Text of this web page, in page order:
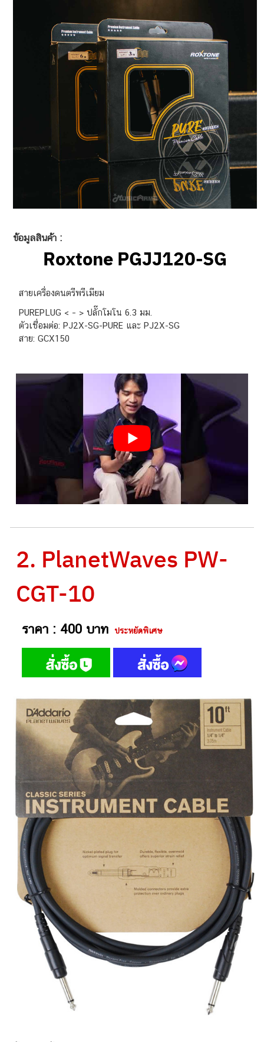
ข้อมูลสินค้า :
Roxtone PGJJ120-SG
สายเครื่องดนตรีพรีเมียม
PUREPLUG < – > ปลั๊กโมโน 6.3 มม.
ตัวเชื่อมต่อ: PJ2X-SG-PURE และ PJ2X-SG
สาย: GCX150
2. PlanetWaves PW-
CGT-10
ราคา : 400 บาท ประหยัดพิเศษ